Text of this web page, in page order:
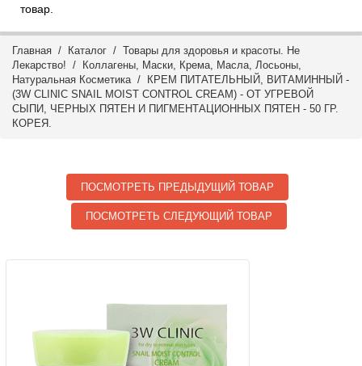
товар.
Главная / Каталог / Товары для здоровья и красоты. Не
Лекарство! /
Коллагены, Маски, Крема, Масла, Лосьоны,
Натуральная Косметика/ КРЕМ ПИТАТЕЛЬНЫЙ, ВИТАМИННЫЙ -
(3W CLINIC SNAIL MOIST CONTROL CREAM) - ОТ УГРЕВОЙ
СЫПИ, ЧЕРНЫХ ПЯТЕН И ПИГМЕНТАЦИОННЫХ ПЯТЕН - 50 ГР.
КОРЕЯ.
ПОСМОТРЕТЬ ПРЕДЫДУЩИЙ ТОВАР
ПОСМОТРЕТЬ СЛЕДУЮЩИЙ ТОВАР